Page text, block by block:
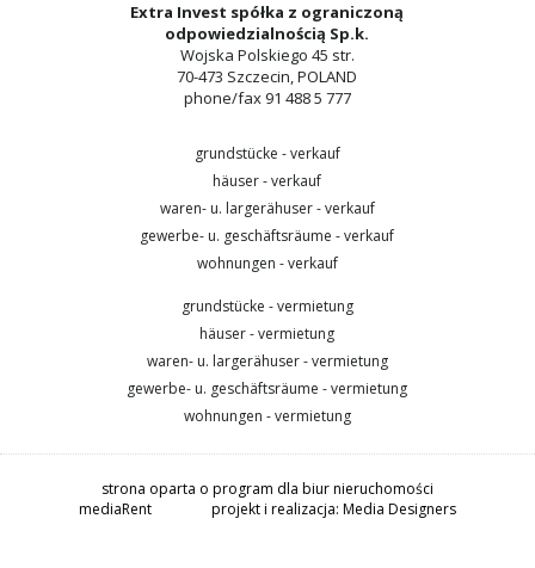
Extra Invest spółka z ograniczoną
odpowiedzialnością Sp.k.
Wojska Polskiego 45 str.
70-473 Szczecin, POLAND
phone/fax 91 488 5 777
grundstücke - verkauf
häuser - verkauf
waren- u. largerähuser - verkauf
gewerbe- u. geschäftsräume - verkauf
wohnungen - verkauf
grundstücke - vermietung
häuser - vermietung
waren- u. largerähuser - vermietung
gewerbe- u. geschäftsräume - vermietung
wohnungen - vermietung
strona oparta o program dla biur nieruchomości
mediaRent
projekt i realizacja: Media Designers